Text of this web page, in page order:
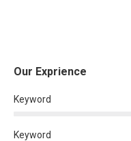
Our Exprience
Keyword
Keyword